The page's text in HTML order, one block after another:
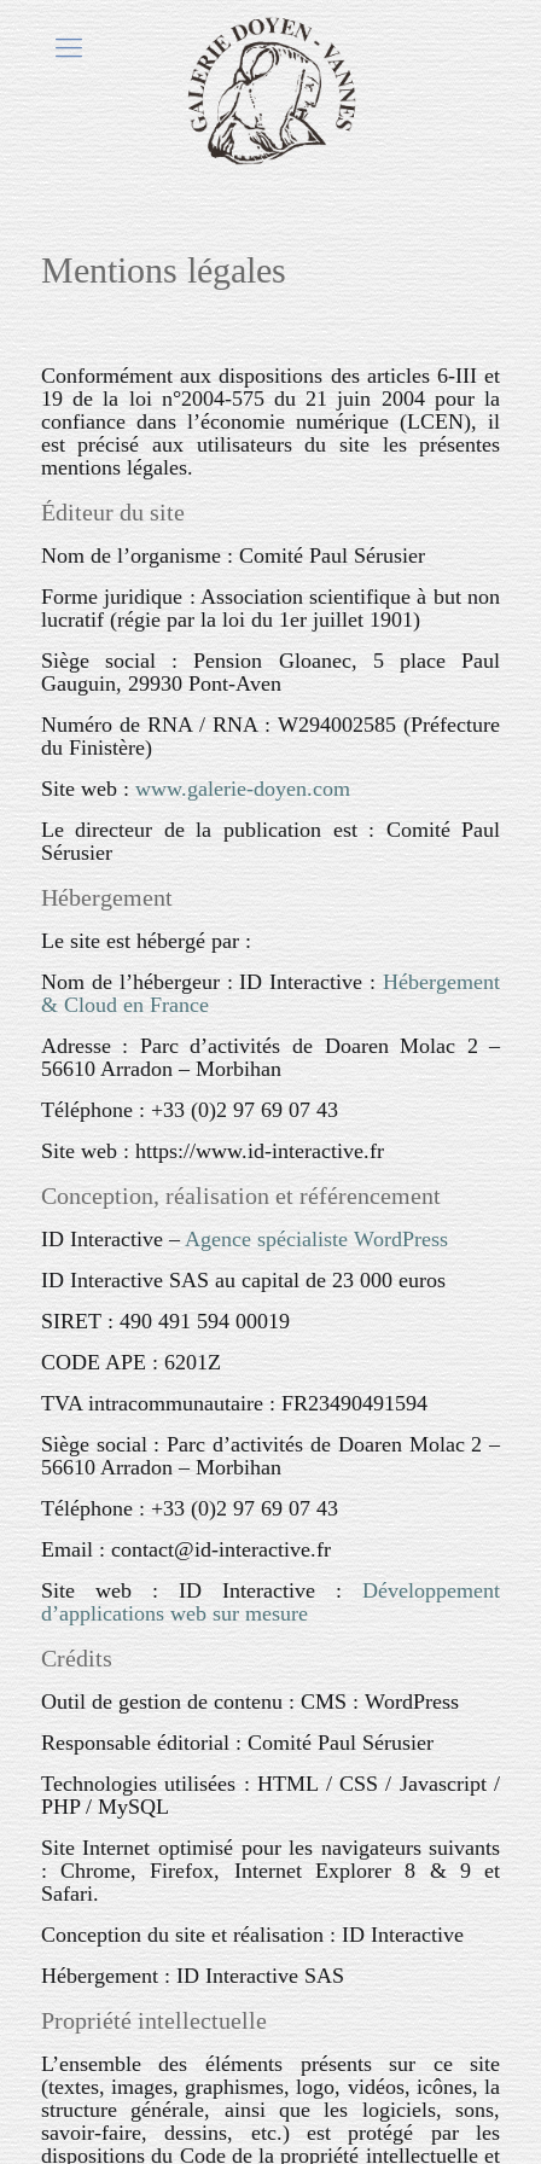
Mentions légales
Conformément aux dispositions des articles 6-III et
19 de la loi n°2004-575 du 21 juin 2004 pour la
confiance dans l’économie numérique (LCEN), il
est précisé aux utilisateurs du site les présentes
mentions légales.
Éditeur du site
Nom de l’organisme : Comité Paul Sérusier
Forme juridique : Association scientifique à but non
lucratif (régie par la loi du 1er juillet 1901)
Siège social : Pension Gloanec, 5 place Paul
Gauguin, 29930 Pont-Aven
Numéro de RNA / RNA : W294002585 (Préfecture
du Finistère)
Site web : www.galerie-doyen.com
Le directeur de la publication est : Comité Paul
Sérusier
Hébergement
Le site est hébergé par :
Nom de l’hébergeur : ID Interactive :Hébergement
& Cloud en France
Adresse : Parc d’activités de Doaren Molac 2 –
56610 Arradon – Morbihan
Téléphone : +33 (0)2 97 69 07 43
Site web : https://www.id-interactive.fr
Conception, réalisation et référencement
ID Interactive – Agence spécialiste WordPress
ID Interactive SAS au capital de 23 000 euros
SIRET : 490 491 594 00019
CODE APE : 6201Z
TVA intracommunautaire : FR23490491594
Siège social : Parc d’activités de Doaren Molac 2 –
56610 Arradon – Morbihan
Téléphone : +33 (0)2 97 69 07 43
Email : contact@id-interactive.fr
Site web : ID Interactive :Développement
d’applications web sur mesure
Crédits
Outil de gestion de contenu : CMS : WordPress
Responsable éditorial : Comité Paul Sérusier
Technologies utilisées : HTML / CSS / Javascript /
PHP / MySQL
Site Internet optimisé pour les navigateurs suivants
: Chrome, Firefox, Internet Explorer 8 & 9 et
Safari.
Conception du site et réalisation : ID Interactive
Hébergement : ID Interactive SAS
Propriété intellectuelle
L’ensemble des éléments présents sur ce site
(textes, images, graphismes, logo, vidéos, icônes, la
structure générale, ainsi que les logiciels, sons,
savoir-faire, dessins, etc.) est protégé par les
dispositions du Code de la propriété intellectuelle et